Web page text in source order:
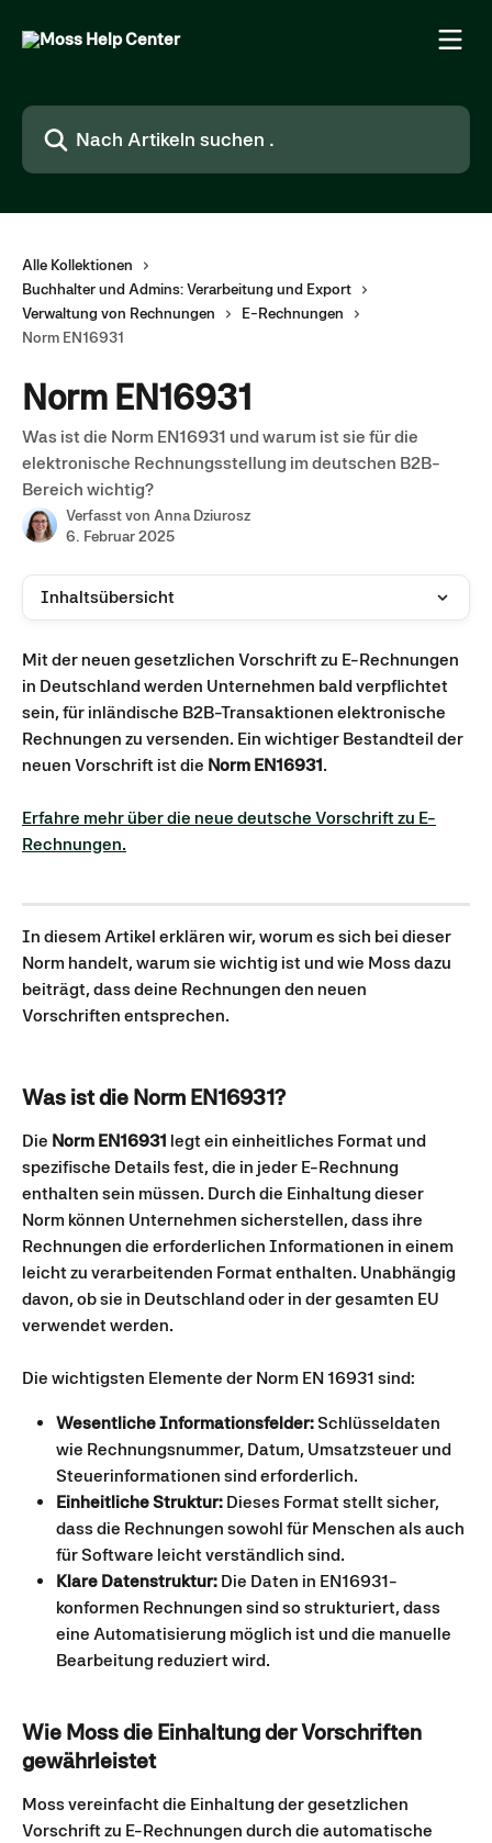
Nach Artikeln suchen …
Alle Kollektionen
Buchhalter und Admins: Verarbeitung und Export
Verwaltung von Rechnungen
E-Rechnungen
Norm EN16931
Norm EN16931
Was ist die Norm EN16931 und warum ist sie für die
elektronische Rechnungsstellung im deutschen B2B-
Bereich wichtig?
Verfasst von Anna Dziurosz
6. Februar 2025
Inhaltsübersicht
Mit der neuen gesetzlichen Vorschrift zu E-Rechnungen
in Deutschland werden Unternehmen bald verpflichtet
sein, für inländische B2B-Transaktionen elektronische
Rechnungen zu versenden. Ein wichtiger Bestandteil der
neuen Vorschrift ist die Norm EN16931.
Erfahre mehr über die neue deutsche Vorschrift zu E-
Rechnungen.
In diesem Artikel erklären wir, worum es sich bei dieser
Norm handelt, warum sie wichtig ist und wie Moss dazu
beiträgt, dass deine Rechnungen den neuen
Vorschriften entsprechen.
Was ist die Norm EN16931?
Die Norm EN16931 legt ein einheitliches Format und
spezifische Details fest, die in jeder E-Rechnung
enthalten sein müssen. Durch die Einhaltung dieser
Norm können Unternehmen sicherstellen, dass ihre
Rechnungen die erforderlichen Informationen in einem
leicht zu verarbeitenden Format enthalten. Unabhängig
davon, ob sie in Deutschland oder in der gesamten EU
verwendet werden.
Die wichtigsten Elemente der Norm EN 16931 sind:
Wesentliche Informationsfelder: Schlüsseldaten
wie Rechnungsnummer, Datum, Umsatzsteuer und
Steuerinformationen sind erforderlich.
Einheitliche Struktur: Dieses Format stellt sicher,
dass die Rechnungen sowohl für Menschen als auch
für Software leicht verständlich sind.
Klare Datenstruktur: Die Daten in EN16931-
konformen Rechnungen sind so strukturiert, dass
eine Automatisierung möglich ist und die manuelle
Bearbeitung reduziert wird.
Wie Moss die Einhaltung der Vorschriften
gewährleistet
Moss vereinfacht die Einhaltung der gesetzlichen
Vorschrift zu E-Rechnungen durch die automatische